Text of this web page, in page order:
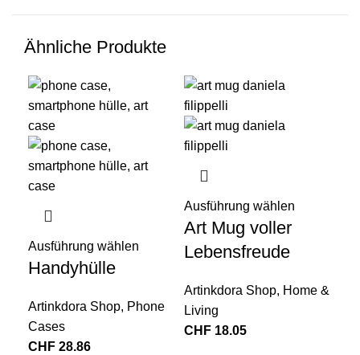
Ähnliche Produkte
Ausführung wählen
Handyhülle
Artinkdora Shop, Phone
Cases
CHF 28.86
Ausführung wählen
Art Mug voller
Lebensfreude
Artinkdora Shop, Home &
Living
CHF 18.05